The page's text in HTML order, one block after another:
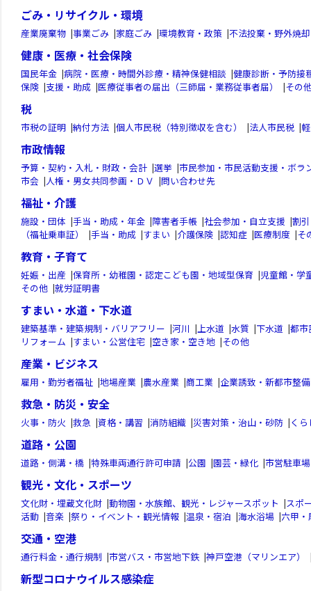
ごみ・リサイクル・環境
産業廃棄物 |事業ごみ |家庭ごみ |環境教育・政策 |不法投棄・野外焼却
健康・医療・社会保険
国民年金 |病院・医療・時間外診療・精神保健相談 |健康診断・予防接
保険 |支援・助成 |医療従事者の届出（三師届・業務従事者届） |その
税
市税の証明 |納付方法 |個人市民税（特別徴収を含む） |法人市民税 |
市政情報
予算・契約・入札・財政・会計 |選挙 |市民参加・市民活動支援・ボラ
市会 |人権・男女共同参画・ＤＶ |問い合わせ先
福祉・介護
施設・団体 |手当・助成・年金 |障害者手帳 |社会参加・自立支援 |割
（福祉乗車証）
|手当・助成 |すまい |介護保険 |認知症 |医療制度 |そ
教育・子育て
妊娠・出産 |保育所・幼稚園・認定こども園・地域型保育 |児童館・学
その他 |就労証明書
すまい・水道・下水道
建築基準・建築規制・バリアフリー |河川 |上水道 |水質 |下水道 |都市
リフォーム |すまい・公営住宅 |空き家・空き地 |その他
産業・ビジネス
雇用・勤労者福祉 |地場産業 |農水産業 |商工業 |企業誘致・新都市整備
救急・防災・安全
火事・防火 |救急 |資格・講習 |消防組織 |災害対策・治山・砂防 |く
道路・公園
道路・側溝・橋 |特殊車両通行許可申請 |公園 |園芸・緑化 |市営駐車
観光・文化・スポーツ
文化財・埋蔵文化財 |動物園・水族館、観光・レジャースポット |スポ
活動 |音楽 |祭り・イベント・観光情報 |温泉・宿泊 |海水浴場 |六甲
交通・空港
通行料金・通行規制 |市営バス・市営地下鉄 |神戸空港（マリンエア）
新型コロナウイルス感染症